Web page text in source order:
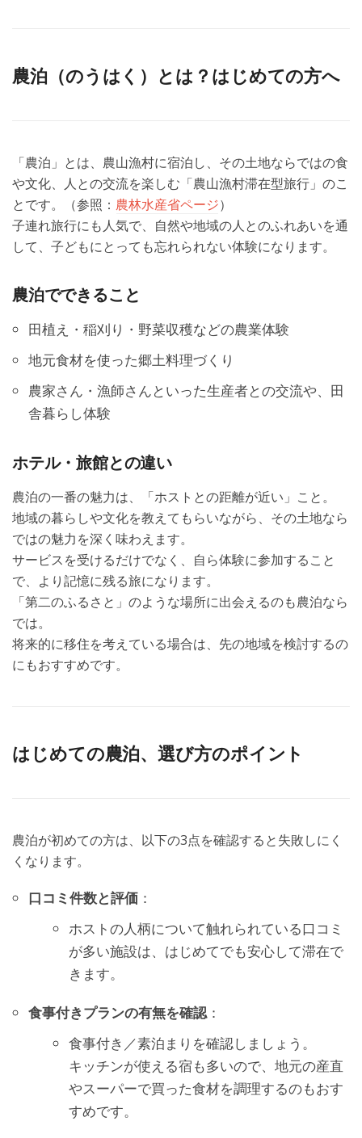
農泊（のうはく）とは？はじめての方へ
「農泊」とは、農山漁村に宿泊し、その土地ならではの食
や文化、人との交流を楽しむ「農山漁村滞在型旅行」のこ
とです。（参照： 農林水産省ページ）
子連れ旅行にも人気で、自然や地域の人とのふれあいを通
して、子どもにとっても忘れられない体験になります。
農泊でできること
田植え・稲刈り・野菜収穫などの農業体験
地元食材を使った郷土料理づくり
農家さん・漁師さんといった生産者との交流や、田
舎暮らし体験
ホテル・旅館との違い
農泊の一番の魅力は、「ホストとの距離が近い」こと。
地域の暮らしや文化を教えてもらいながら、その土地なら
ではの魅力を深く味わえます。
サービスを受けるだけでなく、自ら体験に参加すること
で、より記憶に残る旅になります。
「第二のふるさと」のような場所に出会えるのも農泊なら
では。
将来的に移住を考えている場合は、先の地域を検討するの
にもおすすめです。
はじめての農泊、選び方のポイント
農泊が初めての方は、以下の3点を確認すると失敗しにく
くなります。
口コミ件数と評価 ：
ホストの人柄について触れられている口コミ
が多い施設は、はじめてでも安心して滞在で
きます。
食事付きプランの有無を確認：
食事付き／素泊まりを確認しましょう。
キッチンが使える宿も多いので、地元の産直
やスーパーで買った食材を調理するのもおす
すめです。